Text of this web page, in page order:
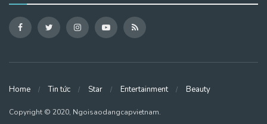
Home Tin tức Star Entertainment Beauty
Copyright © 2020, Ngoisaodangcapvietnam.